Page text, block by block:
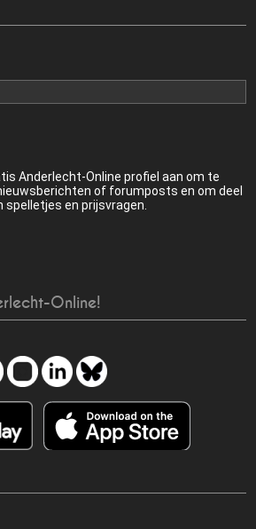
Anderlecht-Online profiel aan om te
of forumposts en om deel
spelletjes en prijsvragen.
Online!